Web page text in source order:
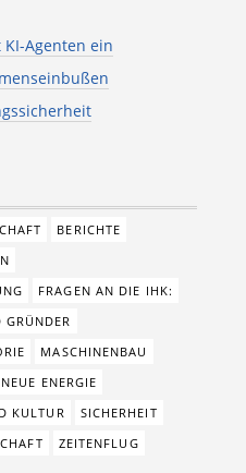
KI-Agenten ein
BERICHTE
FRAGEN AN DIE IHK:
MASCHINENBAU
NEUE ENERGIE
KULTUR
SICHERHEIT
ZEITENFLUG